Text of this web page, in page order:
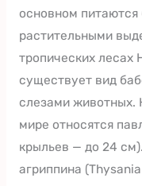
основном питаются
растительными
тропических лесах
существует вид
слезами
мире относятся
крыльев — до 24
агриппина